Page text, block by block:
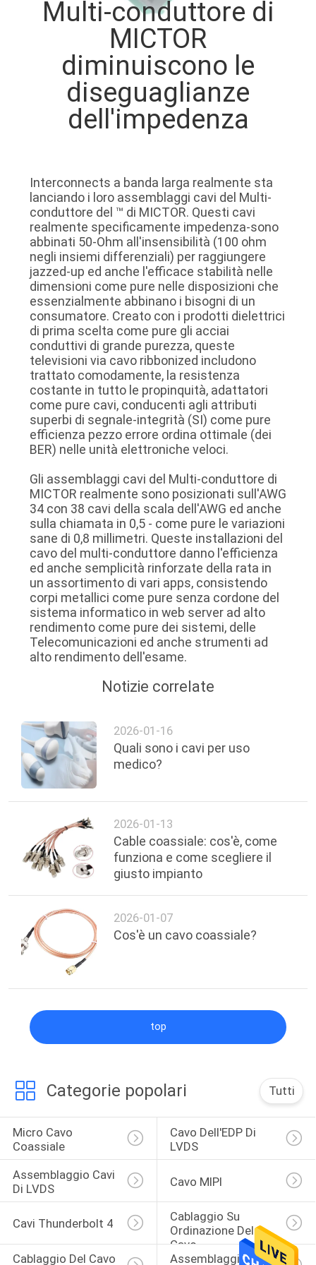
DELLA
CONTROLLO
QUALITÀ
CONTATTACI
NOTIZIE
CASI
CHIEDI
PREVENTIVO
MAPPA
DEL
SITO
POLITICA
SULLA
PRIVACY
Multi-conduttore di
MICTOR
diminuiscono le
diseguaglianze
dell'impedenza
Interconnects a banda larga realmente sta
lanciando i loro assemblaggi cavi del Multi-
conduttore del ™ di MICTOR. Questi cavi
realmente specificamente impedenza-sono
abbinati 50-Ohm all'insensibilità (100 ohm
negli insiemi differenziali) per raggiungere
jazzed-up ed anche l'efficace stabilità nelle
dimensioni come pure nelle disposizioni che
essenzialmente abbinano i bisogni di un
consumatore. Creato con i prodotti dielettrici
di prima scelta come pure gli acciai
conduttivi di grande purezza, queste
televisioni via cavo ribbonized includono
trattato comodamente, la resistenza
costante in tutto le propinquità, adattatori
come pure cavi, conducenti agli attributi
superbi di segnale-integrità (SI) come pure
efficienza pezzo errore ordina ottimale (dei
BER) nelle unità elettroniche veloci.
Gli assemblaggi cavi del Multi-conduttore di
MICTOR realmente sono posizionati sull'AWG
34 con 38 cavi della scala dell'AWG ed anche
sulla chiamata in 0,5 - come pure le variazioni
sane di 0,8 millimetri. Queste installazioni del
cavo del multi-conduttore danno l'efficienza
ed anche semplicità rinforzate della rata in
un assortimento di vari apps, consistendo
corpi metallici come pure senza cordone del
sistema informatico in web server ad alto
rendimento come pure dei sistemi, delle
Telecomunicazioni ed anche strumenti ad
alto rendimento dell'esame.
Notizie correlate
2026-01-16
Quali sono i cavi per uso
medico?
2026-01-13
Cable coassiale: cos'è, come
funziona e come scegliere il
giusto impianto
2026-01-07
Cos'è un cavo coassiale?
top
Categorie popolari Tutti
Micro Cavo
Coassiale
Cavo Dell'EDP Di
LVDS
Assemblaggio Cavi
Di LVDS
Cavo MIPI
Cavi Thunderbolt 4
Cablaggio Su
Ordinazione Del
Cavo
Cablaggio Del Cavo
Assemblaggio Cavi